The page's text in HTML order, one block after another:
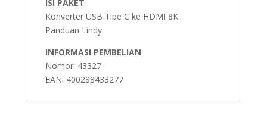
ISI PAKET
Konverter USB Tipe C ke HDMI 8K
Panduan Lindy
INFORMASI PEMBELIAN
Nomor: 43327
EAN: 400288433277